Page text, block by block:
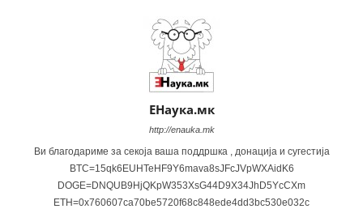
ЕНаука.мк
http://enauka.mk
Ви благодариме за секоја ваша поддршка , донација и сугестија
BTC=15qk6EUHTeHF9Y6mava8sJFcJVpWXAidK6
DOGE=DNQUB9HjQKpW353XsG44D9X34JhD5YcCXm
ETH=0x760607ca70be5720f68c848ede4dd3bc530e032c